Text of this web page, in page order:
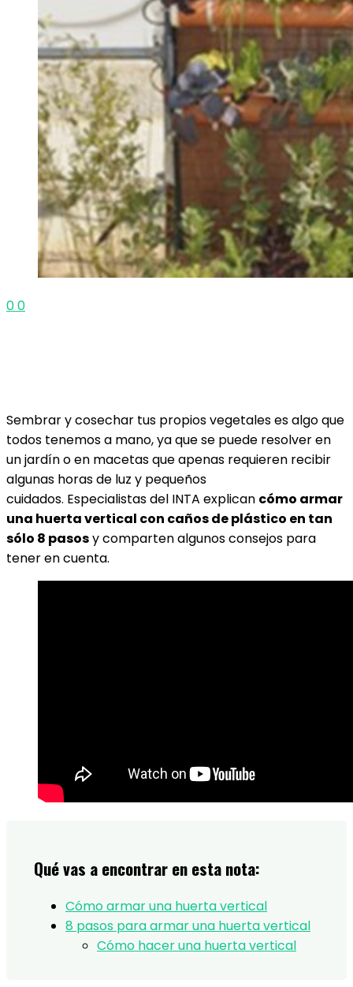
00
Sembrar y cosechar tus propios vegetales es algo que
todos tenemos a mano, ya que se puede resolver en
un jardín o en macetas que apenas requieren recibir
algunas horas de luz y pequeños
cuidados. Especialistas del INTA explican cómo armar
una huerta vertical con caños de plástico en tan
sólo 8 pasosy comparten algunos consejos para
tener en cuenta.
Qué vas a encontrar en esta nota:
Cómo armar una huerta vertical
8 pasos para armar una huerta vertical
Cómo hacer una huerta vertical